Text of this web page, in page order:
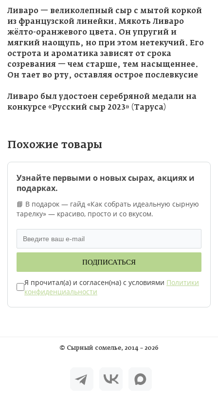
Ливаро — великолепный сыр с мытой коркой
из французской линейки. Мякоть Ливаро
жёлто-оранжевого цвета. Он упругий и
мягкий наощупь, но при этом нетекучий. Его
острота и ароматика зависят от срока
созревания — чем старше, тем насыщеннее.
Он тает во рту, оставляя острое послевкусие
Ливаро был удостоен серебряной медали на
конкурсе «Русский сыр 2023» (Таруса)
Похожие товары
Узнайте первыми о новых сырах, акциях и
подарках.
📘 В подарок — гайд «Как собрать идеальную сырную
тарелку» — красиво, просто и со вкусом.
ПОДПИСАТЬСЯ
Я прочитал(а) и согласен(на) с условиями Политики
конфиденциальности
© Сырный сомелье, 2014 – 2026